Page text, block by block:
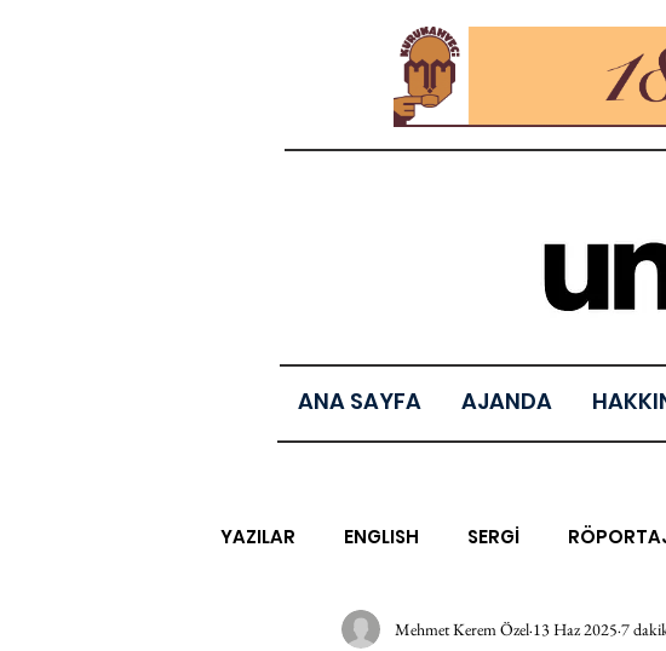
ANA SAYFA AJANDA
YAZILAR ENGLISH SERGİ
EDEBİYAT SİNEMA ARAŞTIRMA
Mehmet Kerem Özel 13 Haz 2025 7